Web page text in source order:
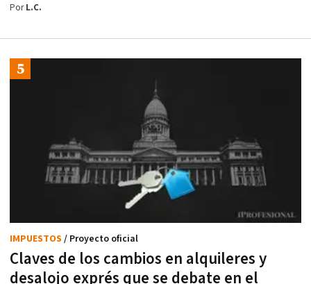
PorL.C.
Claves de los cambios en alquileres y
desalojo exprés que se debate en el
IMPUESTOS / Proyecto oficial